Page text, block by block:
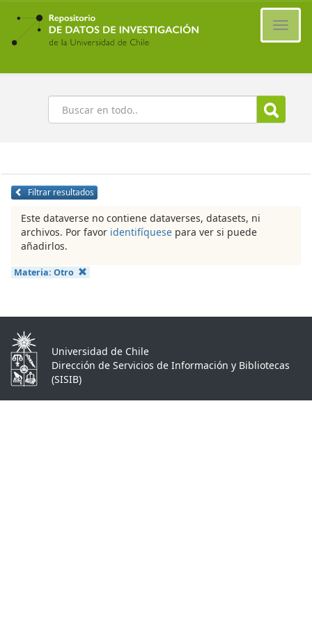
Ir
contenido
principal
Buscar
Filtrar resultados
Este dataverse no contiene dataverses, datasets, ni
archivos. Por favor identifíquese para ver si puede
añadirlos.
Materia: Otro
Universidad de Chile
Dirección de Servicios de Información y Bibliotecas
(SISIB)